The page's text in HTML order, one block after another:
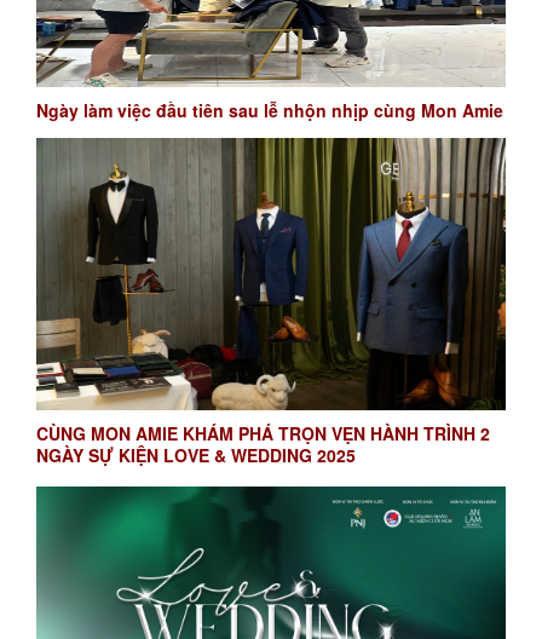
Ngày làm việc đầu tiên sau lễ nhộn nhịp cùng Mon Amie
CÙNG MON AMIE KHÁM PHÁ TRỌN VẸN HÀNH TRÌNH 2
NGÀY SỰ KIỆN LOVE & WEDDING 2025